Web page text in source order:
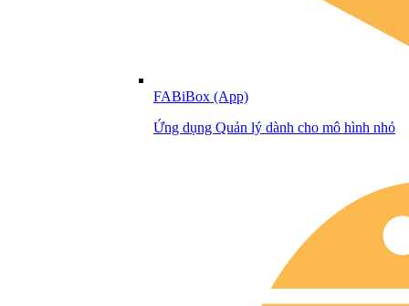
FABiBox (App)
Ứng dụng Quản lý dành cho mô hình nhỏ